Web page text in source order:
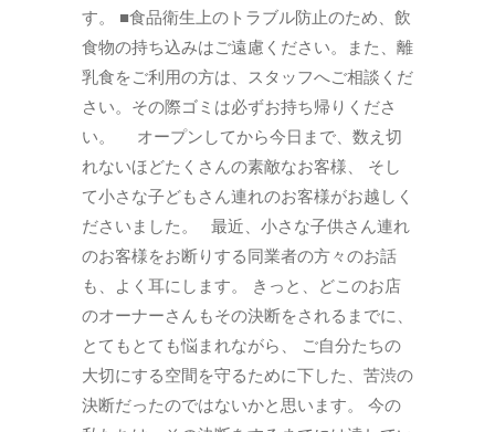
す。 ■食品衛生上のトラブル防止のため、飲
食物の持ち込みはご遠慮ください。また、離
乳食をご利用の方は、スタッフへご相談くだ
さい。その際ゴミは必ずお持ち帰りくださ
い。 オープンしてから今日まで、数え切
れないほどたくさんの素敵なお客様、 そし
て小さな子どもさん連れのお客様がお越しく
ださいました。 最近、小さな子供さん連れ
のお客様をお断りする同業者の方々のお話
も、よく耳にします。 きっと、どこのお店
のオーナーさんもその決断をされるまでに、
とてもとても悩まれながら、 ご自分たちの
大切にする空間を守るために下した、苦渋の
決断だったのではないかと思います。 今の